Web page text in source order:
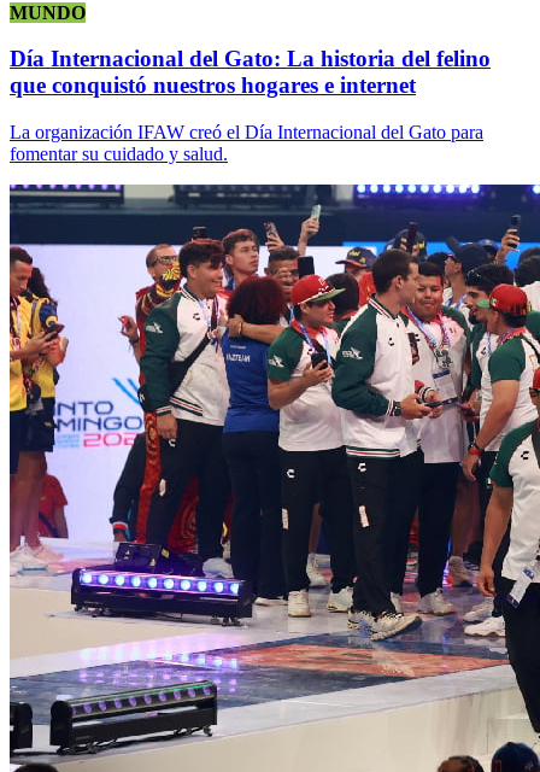
MUNDO
Día Internacional del Gato: La historia del felino
que conquistó nuestros hogares e internet
La organización IFAW creó el Día Internacional del Gato para
fomentar su cuidado y salud.